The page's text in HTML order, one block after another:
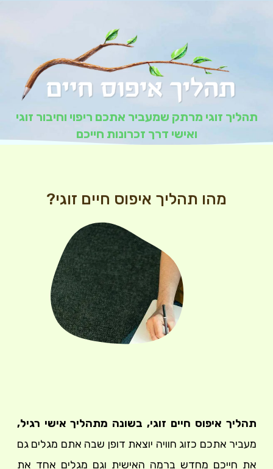
תהליך זוגי מרתק שמעביר אתכם ריפוי וחיבור זוגי
ואישי דרך זכרונות חייכם
מהו תהליך איפוס חיים זוגי?
תהליך איפוס חיים זוגי, בשונה מתהליך אישי רגיל,
מעביר אתכם כזוג חוויה יוצאת דופן שבה אתם מגלים גם
את חייכם מחדש ברמה האישית וגם מגלים אחד את